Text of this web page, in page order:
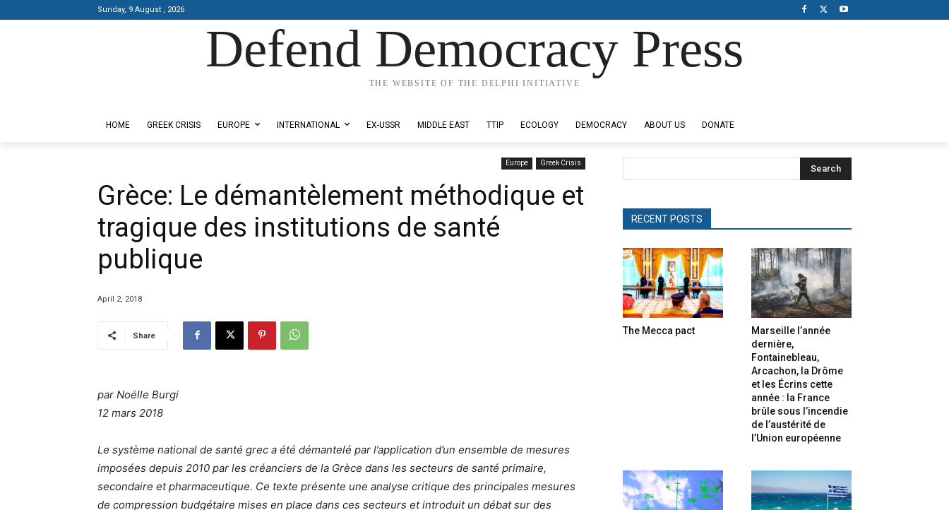
Sunday, 9 August , 2026
Defend Democracy Press
THE WEBSITE OF THE DELPHI INITIATIVE
HOME GREEK CRISIS EUROPE INTERNATIONAL EX-USSR MIDDLE EAST TTIP ECOLOGY DEMOCRACY ABOUT US DONATE
Europe Greek Crisis
Grèce: Le démantèlement méthodique et
tragique des institutions de santé
publique
April 2, 2018
Share
par Noëlle Burgi
12 mars 2018
Le système national de santé grec a été démantelé par l’application d’un ensemble de mesures
imposées depuis 2010 par les créanciers de la Grèce dans les secteurs de santé primaire,
secondaire et pharmaceutique. Ce texte présente une analyse critique des principales mesures
de compression budgétaire mises en place dans ces secteurs et introduit un débat sur des
Search
RECENT POSTS
The Mecca pact
Marseille l’année
dernière,
Fontainebleau,
Arcachon, la Drôme
et les Écrins cette
année : la France
brûle sous l’incendie
de l’austérité de
l’Union européenne